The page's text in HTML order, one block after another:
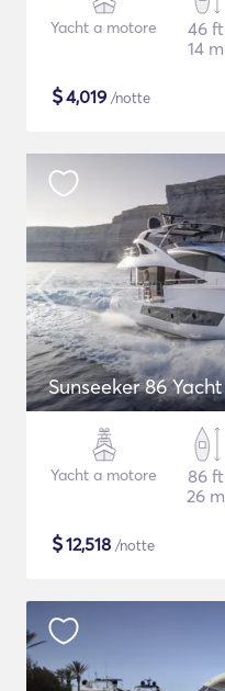
Yacht a motore
46 ft
14 m
$4,019 /notte
Sunseeker 86 Yacht
Yacht a motore
86 ft
26 m
$12,518 /notte